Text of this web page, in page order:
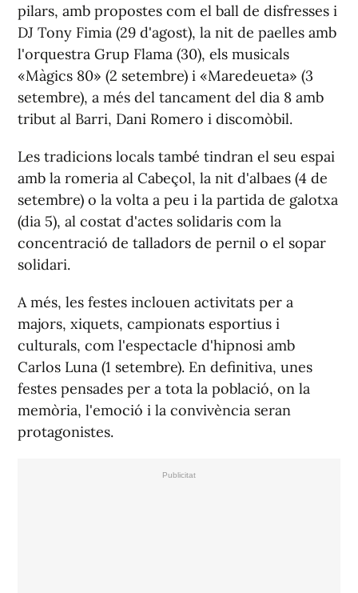
pilars, amb propostes com el ball de disfresses i
DJ Tony Fimia (29 d'agost), la nit de paelles amb
l'orquestra Grup Flama (30), els musicals
«Màgics 80» (2 setembre) i «Maredeueta» (3
setembre), a més del tancament del dia 8 amb
tribut al Barri, Dani Romero i discomòbil.
Les tradicions locals també tindran el seu espai
amb la romeria al Cabeçol, la nit d'albaes (4 de
setembre) o la volta a peu i la partida de galotxa
(dia 5), al costat d'actes solidaris com la
concentració de talladors de pernil o el sopar
solidari.
A més, les festes inclouen activitats per a
majors, xiquets, campionats esportius i
culturals, com l'espectacle d'hipnosi amb
Carlos Luna (1 setembre). En definitiva, unes
festes pensades per a tota la població, on la
memòria, l'emoció i la convivència seran
protagonistes.